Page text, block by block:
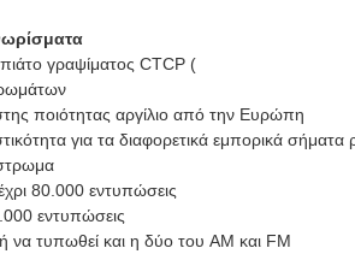
γραψίματος CTCP (
ποιότητας αργίλιο από την Ευρώπη
για τα διαφορετικά εμπορικά
80.000 εντυπώσεις
εντυπώσεις
να τυπωθεί και η δύο του AM και FM